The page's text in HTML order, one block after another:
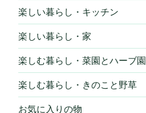
楽しい暮らし・キッチン
楽しい暮らし・家
楽しむ暮らし・菜園とハーブ園
楽しむ暮らし・きのこと野草
お気に入りの物